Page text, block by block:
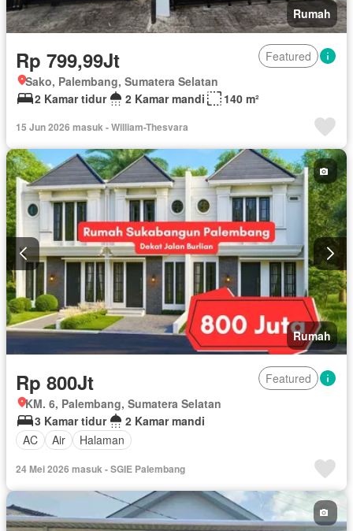
Rumah
Rp 799,99Jt
Featured
Sako, Palembang, Sumatera Selatan
2 Kamar tidur
2 Kamar mandi 140 m²
15 Jun 2026 masuk - William-Thesvara
Rumah
Rp 800Jt
Featured
KM. 6, Palembang, Sumatera Selatan
3 Kamar tidur
2 Kamar mandi
AC
Air Halaman
24 Mei 2026 masuk - SGIE Palembang